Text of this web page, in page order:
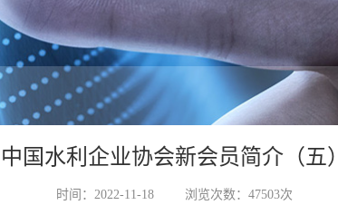
中国水利企业协会新会员简介（五）
时间：2022-11-18 浏览次数：47503次